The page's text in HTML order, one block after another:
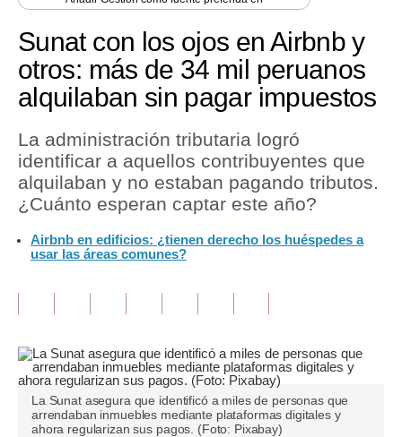
Economía
Mercados
Política
Tu Dinero
Finanzas Personales
Editorial
Pregunta de hoy
Sunat con los ojos en Airbnb y
otros: más de 34 mil peruanos
alquilaban sin pagar impuestos
La administración tributaria logró
identificar a aquellos contribuyentes que
alquilaban y no estaban pagando tributos.
¿Cuánto esperan captar este año?
Airbnb en edificios: ¿tienen derecho los huéspedes a
usar las áreas comunes?
La Sunat asegura que identificó a miles de personas que
arrendaban inmuebles mediante plataformas digitales y
ahora regularizan sus pagos. (Foto: Pixabay)